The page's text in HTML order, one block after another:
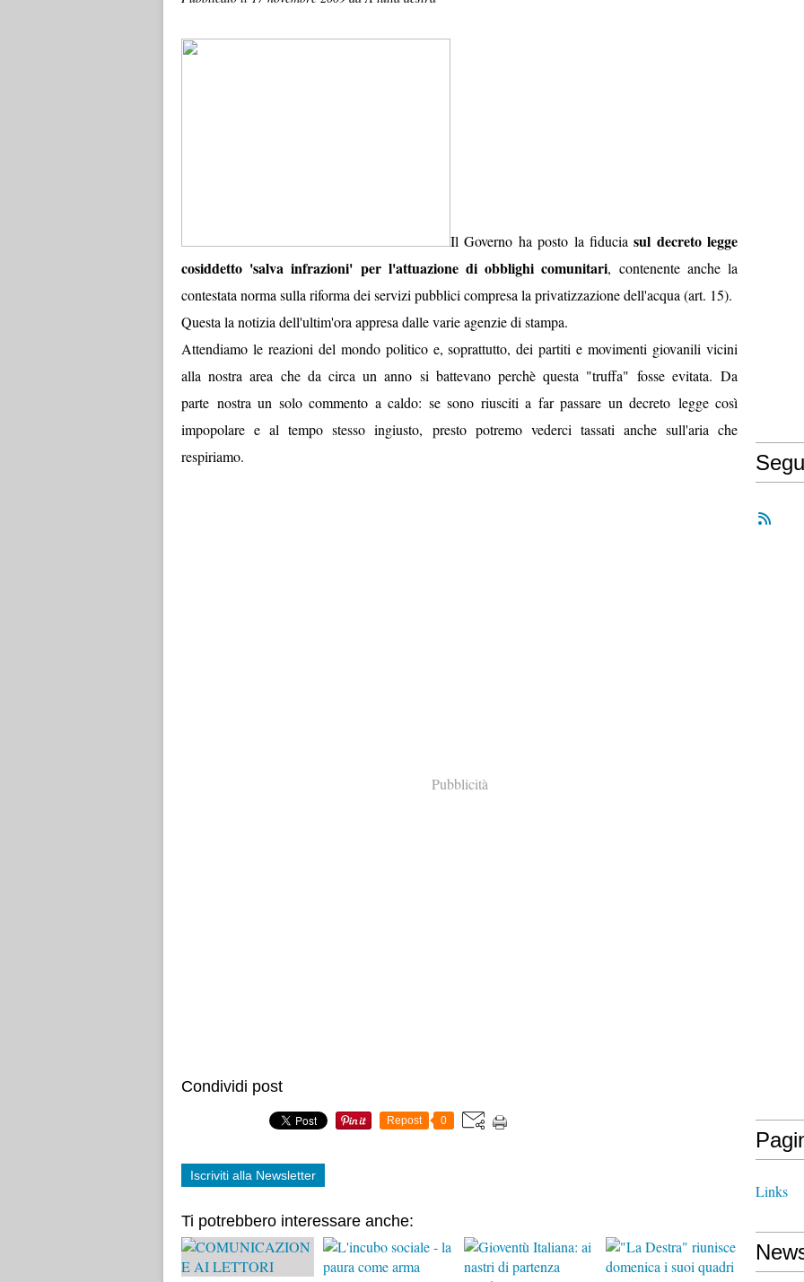
Il Governo ha posto la fiduciasul decreto legge
cosiddetto 'salva infrazioni' per l'attuazione di obblighi comunitari, contenente anche la
contestata norma sulla riforma dei servizi pubblici compresa la privatizzazione dell'acqua (art. 15).
Questa la notizia dell'ultim'ora appresa dalle varie agenzie di stampa.
Attendiamo le reazioni del mondo politico e, soprattutto, dei partiti e movimenti giovanili vicini
alla nostra area che da circa un anno si battevano perchè questa "truffa" fosse evitata. Da
parte nostra un solo commento a caldo: se sono riusciti a far passare un decreto legge così
impopolare e al tempo stesso ingiusto, presto potremo vederci tassati anche sull'aria che
respiriamo.
Pubblicità
Condividi post
Repost 0
Iscriviti alla Newsletter
Ti potrebbero interessare anche:
Links